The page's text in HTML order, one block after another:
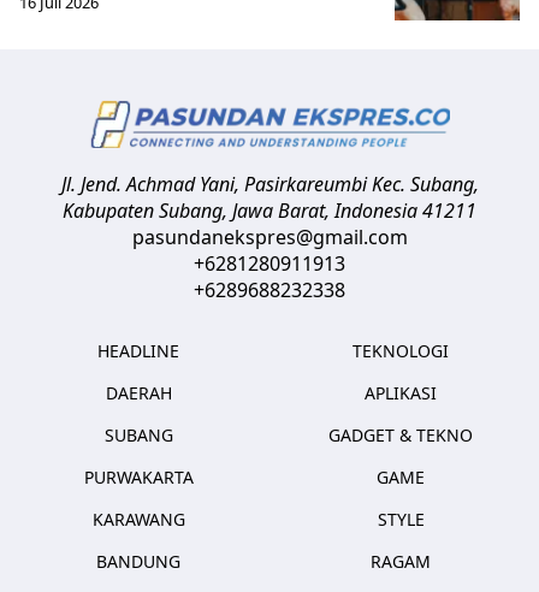
Jl. Jend. Achmad Yani, Pasirkareumbi Kec. Subang,
Kabupaten Subang, Jawa Barat,Indonesia41211
pasundanekspres@gmail.com
+6281280911913
+6289688232338
HEADLINE
DAERAH
SUBANG
PURWAKARTA
KARAWANG
BANDUNG
TEKNOLOGI
APLIKASI
GADGET & TEKNO
GAME
STYLE
RAGAM